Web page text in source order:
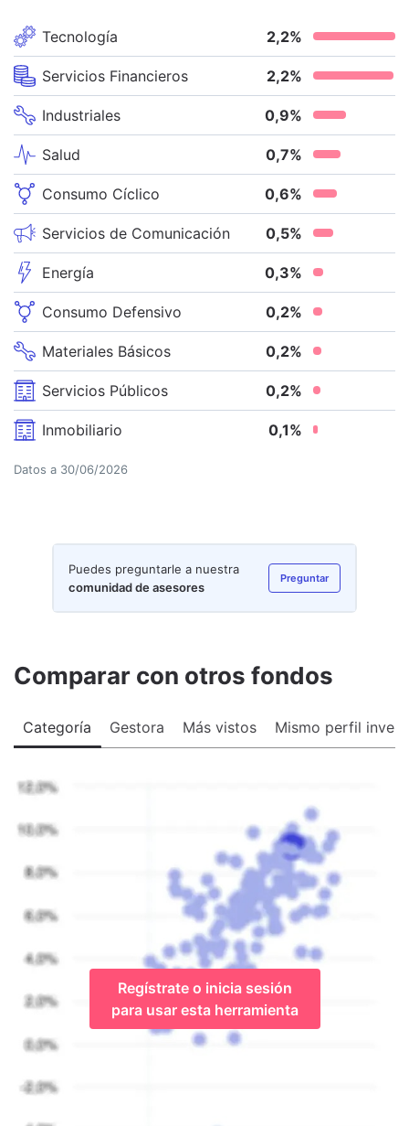
Tecnología 2,2%
Servicios Financieros 2,2%
Industriales 0,9%
Salud 0,7%
Consumo Cíclico 0,6%
Servicios de Comunicación 0,5%
Energía 0,3%
Consumo Defensivo 0,2%
Materiales Básicos 0,2%
Servicios Públicos 0,2%
Inmobiliario 0,1%
Datos a 30/06/2026
Puedes preguntarle a nuestra
comunidad de asesores
Preguntar
Comparar con otros fondos
Categoría Gestora Más vistos Mismo perfil
Regístrate o inicia sesión
para usar esta herramienta